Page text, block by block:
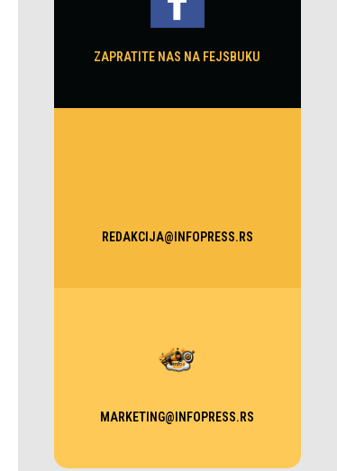
ZAPRATITE NAS NA FEJSBUKU
REDAKCIJA@INFOPRESS.RS
MARKETING@INFOPRESS.RS